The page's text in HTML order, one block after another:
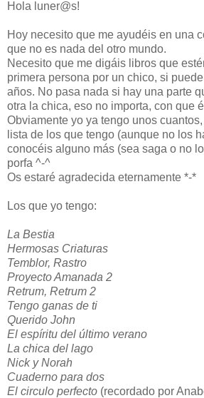
Hola luner@s!
Hoy necesito que me ayudéis en una
que no es nada del otro mundo.
Necesito que me digáis libros que
primera persona por un chico, si
años. No pasa nada si hay una parte
otra la chica, eso no importa, con que
Obviamente yo ya tengo unos
lista de los que tengo (aunque no los
conocéis alguno más (sea saga o no
porfa ^-^
Os estaré agradecida eternamente *-*
Los que yo tengo:
La Bestia
Hermosas Criaturas
Temblor, Rastro
Proyecto Amanada 2
Retrum, Retrum 2
Tengo ganas de ti
Querido John
El espíritu del último verano
La chica del lago
Nick y Norah
Cuaderno para dos
El circulo perfecto (recordado por